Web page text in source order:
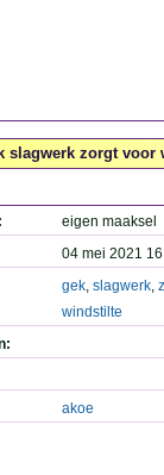
slagwerk zorgt voor
eigen maaksel
04 mei 2021
gek, slagwerk,
windstilte
akoe